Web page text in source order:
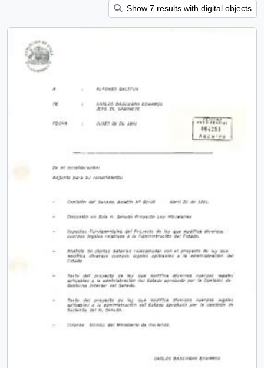
Show 7 results with digital objects